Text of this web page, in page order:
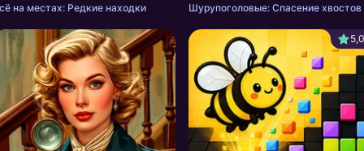
на местах: Редкие находки Шурупоголовые: Спасение хвостов
5,0